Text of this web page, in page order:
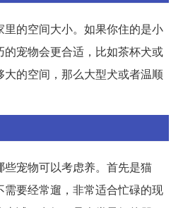
的空间大小。如果你住的是小
的宠物会更合适，比如茶杯犬或
的空间，那么大型犬或者温顺
宠物可以考虑养。首先是猫
要经常遛，非常适合忙碌的现